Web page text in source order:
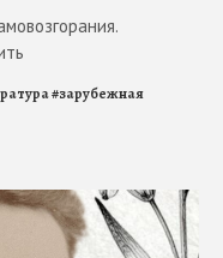
#зарубежная